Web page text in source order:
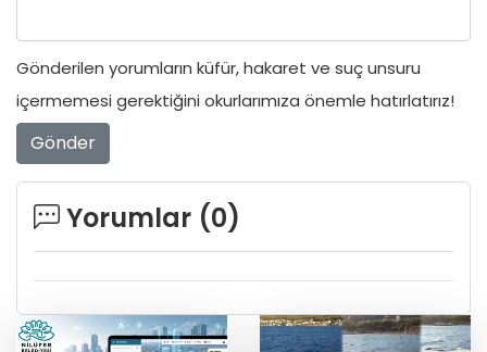
Gönderilen yorumların küfür, hakaret ve suç unsuru
içermemesi gerektiğini okurlarımıza önemle hatırlatırız!
Gönder
Yorumlar (0)